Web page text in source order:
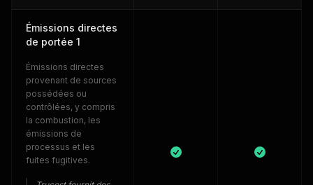
Émissions directes
de portée 1
Émissions directes
provenant de sources
possédées ou
contrôlées, y compris
la combustion, les
émissions de
processus et les
fuites fugitives.